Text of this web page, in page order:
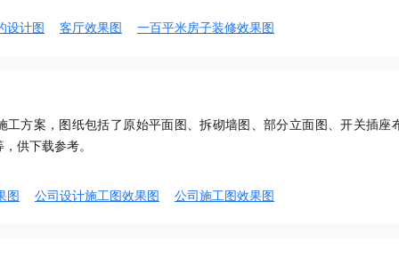
设计图 客厅效果图 一百平米房子装修效果图
工方案，图纸包括了原始平面图、拆砌墙图、部分立面图、开关插座
供下载参考。
图 公司设计施工图效果图 公司施工图效果图